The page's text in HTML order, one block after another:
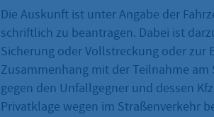
Die Auskunft ist unter Angabe der
schriftlich zu beantragen. Dabei ist
Sicherung oder Vollstreckung oder zur
Zusammenhang mit der Teilnahme
gegen den Unfallgegner und dessen
Privatklage wegen im Straßenverkehr